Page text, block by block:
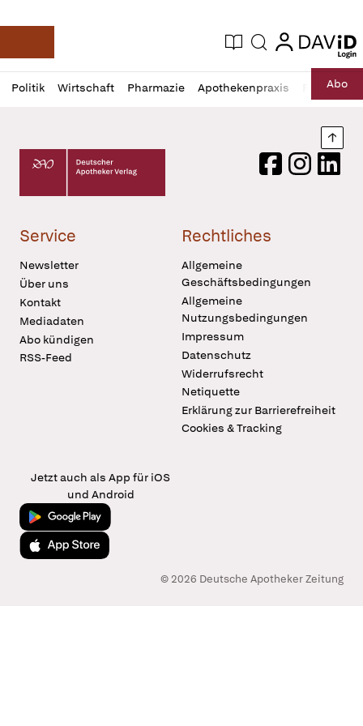
Deutsche Apotheker Zeitung
Aktuelle Ausgabe
Suche login
login
Politik Wirtschaft Pharmazie Apothekenpraxis RechtAbo
Profil
öffnen
Daz
Pur
Deutscher Apotheker Verlag Logo
FacebookInstagram
Service
Newsletter
Über uns
Kontakt
Mediadaten
Abo kündigen
RSS-Feed
Rechtliches
Allgemeine
Geschäftsbedingungen
Allgemeine
Nutzungsbedingungen
Impressum
Datenschutz
Widerrufsrecht
Netiquette
Erklärung zur Barrierefreiheit
Cookies & Tracking
Jetzt auch als App für iOS
und Android
Jetzt bei Google Play
Laden im App Store
© 2026 Deutsche Apotheker Zeitung